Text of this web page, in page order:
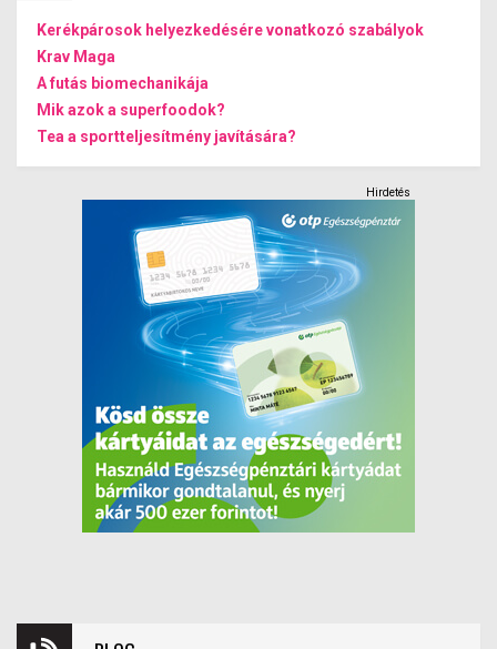
Kerékpárosok helyezkedésére vonatkozó szabályok
Krav Maga
A futás biomechanikája
Mik azok a superfoodok?
Tea a sportteljesítmény javítására?
Hirdetés